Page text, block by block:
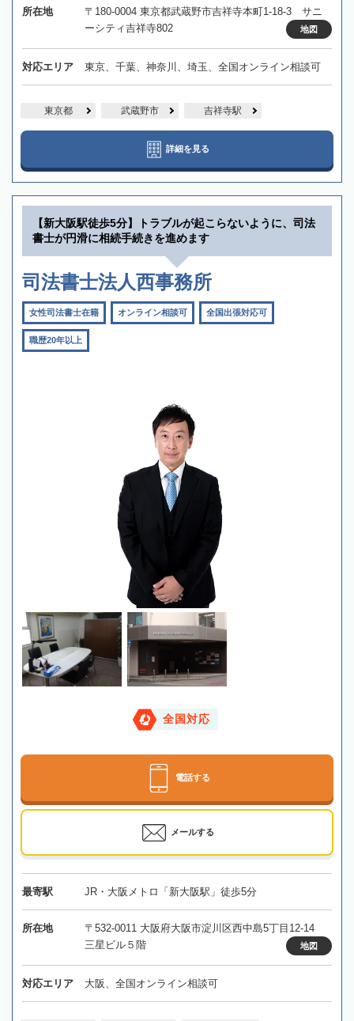
所在地
〒180-0004 東京都武蔵野市吉祥寺本町1-18-3 サニ
ーシティ吉祥寺802
地図
対応エリア 東京、千葉、神奈川、埼玉、全国オンライン相談可
東京都 武蔵野市 吉祥寺駅
詳細を見る
【新大阪駅徒歩5分】トラブルが起こらないように、司法
書士が円滑に相続手続きを進めます
司法書士法人西事務所
女性司法書士在籍 オンライン相談可 全国出張対応可
職歴20年以上
全国対応
電話する
メールする
最寄駅 JR・大阪メトロ「新大阪駅」徒歩5分
所在地
〒532-0011 大阪府大阪市淀川区西中島5丁目12-14
三星ビル５階
地図
対応エリア 大阪、全国オンライン相談可